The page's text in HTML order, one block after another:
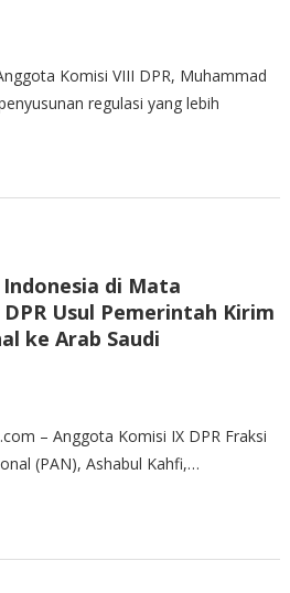
Komisi VIII DPR, Muhammad
regulasi yang lebih
di Mata
Usul Pemerintah Kirim
ke Arab Saudi
– Anggota Komisi IX DPR Fraksi
(PAN), Ashabul Kahfi,…